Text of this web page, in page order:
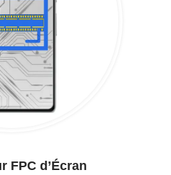
FPC d’Écran